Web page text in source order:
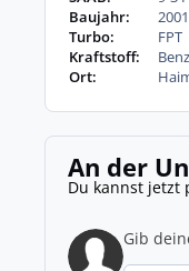
Baujahr:
2001
Turbo:
FPT
Kraftstoff:
Ort:
An der
Du kannst jetzt